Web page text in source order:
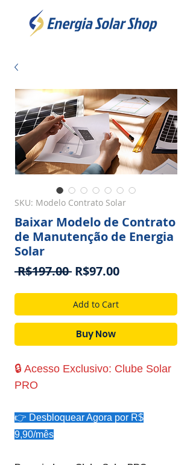
SKU: Modelo Contrato Solar
Baixar Modelo de Contrato
de Manutenção de Energia
Solar
R$197.00 Regular
R$97.00Sale
Add to Cart
Buy Now
🔒 Acesso Exclusivo: Clube Solar
PRO
👉 Desbloquear Agora por R$
9,90/mês